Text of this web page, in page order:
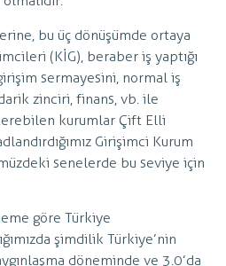
bu üç dönüşümde ortaya
(KİG), beraber iş yaptığı
sermayesini, normal iş
zinciri, finans, vb. ile
kurumlar Çift Elli
Girişimci Kurum
senelerde bu seviye için
göre Türkiye
şimdilik Türkiye’nin
döneminde ve 3.0’da